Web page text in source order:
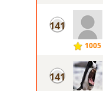
141
1005
141